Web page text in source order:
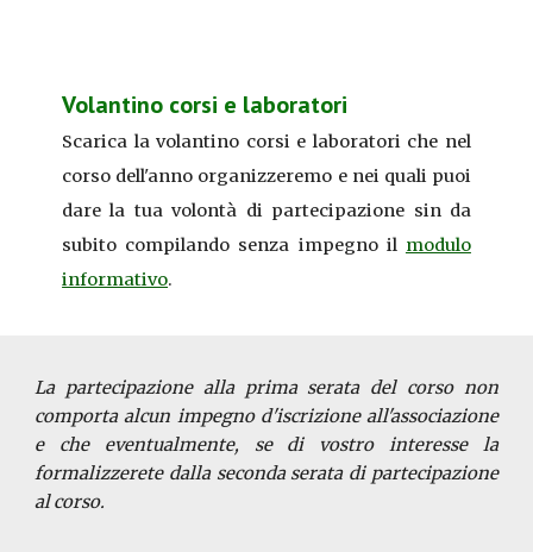
Volantino corsi e laboratori
Scarica lavolantino corsi e laboratoriche nel
corso dell'anno organizzeremo e nei quali puoi
dare la tua volontà di partecipazione sin da
subito compilando senza impegno il modulo
informativo.
La partecipazione alla prima serata del corso non
comporta alcun impegno d'iscrizione all'associazione
e che eventualmente, se di vostro interesse la
formalizzerete dalla seconda serata di partecipazione
al corso.